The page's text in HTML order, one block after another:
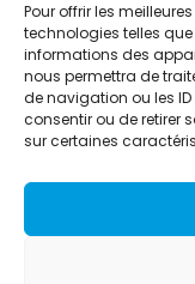
Pour offrir les
technologies telles
informations des
nous permettra de
de navigation ou les
consentir ou de retirer
sur certaines
Alternative Média
relations publiques
pilote des stratégies
grâce à